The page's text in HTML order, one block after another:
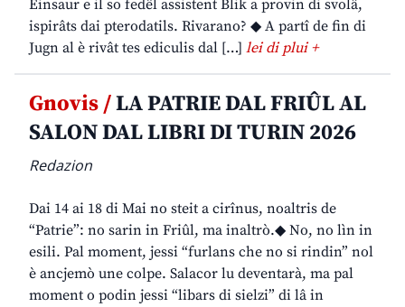
Einsaur e il so fedêl assistent Blik a provin di svolâ,
ispirâts dai pterodatils. Rivarano? ◆ A partî de fin di
Jugn al è rivât tes ediculis dal […] lei di plui +
Gnovis /LA PATRIE DAL FRIÛL AL
SALON DAL LIBRI DI TURIN 2026
Redazion
Dai 14 ai 18 di Mai no steit a cirînus, noaltris de
“Patrie”: no sarin in Friûl, ma inaltrò.◆ No, no lìn in
esili. Pal moment, jessi “furlans che no si rindin” nol
è ancjemò une colpe. Salacor lu deventarà, ma pal
moment o podin jessi “libars di sielzi” di lâ in